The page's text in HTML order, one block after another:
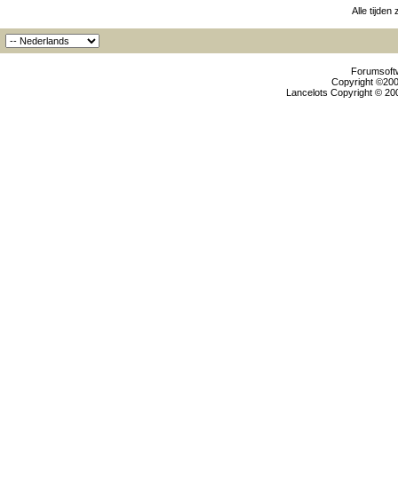
Alle tijden
Copyright
Lancelots Copyright ©